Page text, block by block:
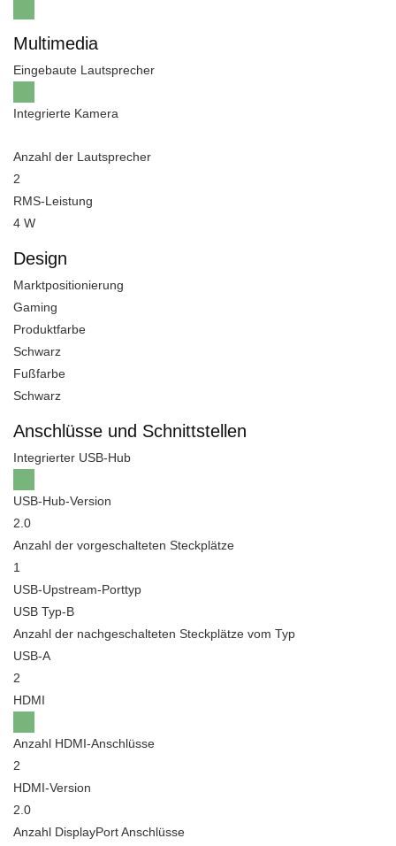
Multimedia
Eingebaute Lautsprecher
Integrierte Kamera
Anzahl der Lautsprecher
2
RMS-Leistung
4 W
Design
Marktpositionierung
Gaming
Produktfarbe
Schwarz
Fußfarbe
Schwarz
Anschlüsse und Schnittstellen
Integrierter USB-Hub
USB-Hub-Version
2.0
Anzahl der vorgeschalteten Steckplätze
1
USB-Upstream-Porttyp
USB Typ-B
Anzahl der nachgeschalteten Steckplätze vom Typ
USB-A
2
HDMI
Anzahl HDMI-Anschlüsse
2
HDMI-Version
2.0
Anzahl DisplayPort Anschlüsse